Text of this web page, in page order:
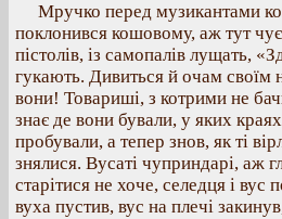
Мручко перед музикантами
поклонився кошовому, аж тут
пістолів, із самопалів лущать,
гукають. Дивиться й очам своїм
вони! Товариші, з котрими не
знає де вони бували, у яких
пробували, а тепер знов, як ті
знялися. Вусаті чуприндарі, аж
старітися не хоче, селедця і вус
вуха пустив, вус на плечі